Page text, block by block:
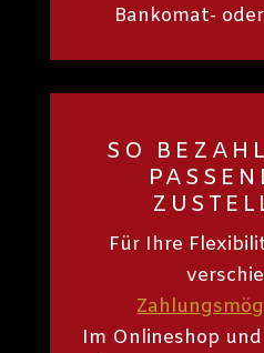
Bankomat-
SO
Für Ihre
Im Onlineshop